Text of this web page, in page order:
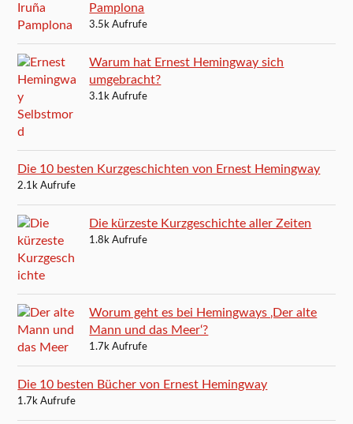
Pamplona
3.5k Aufrufe
Warum hat Ernest Hemingway sich
umgebracht?
3.1k Aufrufe
Die 10 besten Kurzgeschichten von Ernest Hemingway
2.1k Aufrufe
Die kürzeste Kurzgeschichte aller Zeiten
1.8k Aufrufe
Worum geht es bei Hemingways ‚Der alte
Mann und das Meer‘?
1.7k Aufrufe
Die 10 besten Bücher von Ernest Hemingway
1.7k Aufrufe